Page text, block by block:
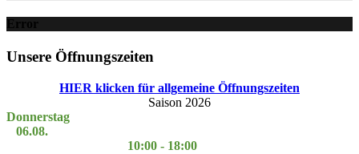
Error
Unsere Öffnungszeiten
HIER klicken für allgemeine Öffnungszeiten
Saison 2026
Donnerstag
06.08.
10:00 - 18:00